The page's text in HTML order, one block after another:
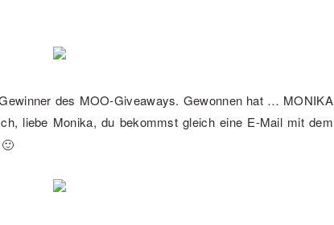
des MOO-Giveaways. Gewonnen hat … MONIKA
liebe Monika, du bekommst gleich eine E-Mail mit dem